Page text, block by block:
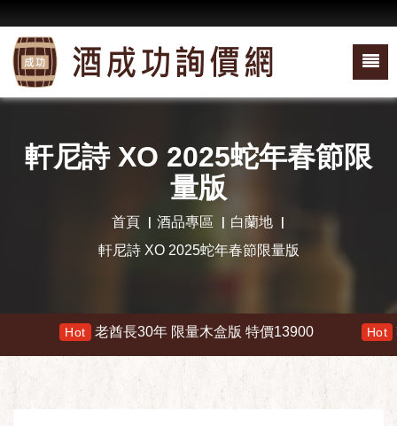
軒尼詩 XO 2025蛇年春節限
量版
首頁 酒品專區
白蘭地
軒尼詩 XO 2025蛇年春節限量版
老酋長30年 限量木盒版 特價13900 響